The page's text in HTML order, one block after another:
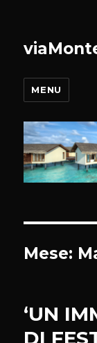
MENU
Mese:
‘UN